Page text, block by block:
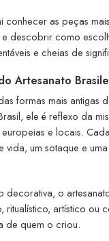
conhecer as peças
descobrir como
e cheias de
Artesanato
formas mais antigas
ele é reflexo da
e locais.
vida, um sotaque e
decorativa, o
ritualístico, artístico ou
de quem o criou.